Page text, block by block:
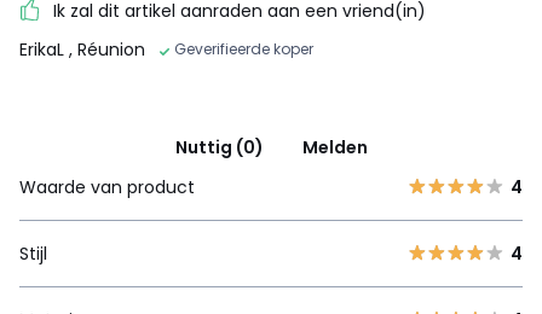
Ik zal dit artikel aanraden aan een vriend(in)
ErikaL , Réunion Geverifieerde koper
Nuttig (0)
Melden
Waarde van product
4
Stijl 4